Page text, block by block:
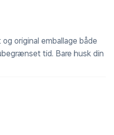
original emballage både
tid. Bare husk din